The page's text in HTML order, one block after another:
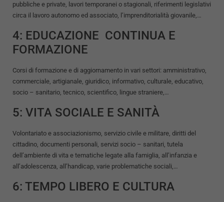
pubbliche e private, lavori temporanei o stagionali, riferimenti legislativi
circa il lavoro autonomo ed associato, l’imprenditorialità giovanile,…
4: EDUCAZIONE CONTINUA E
FORMAZIONE
Corsi di formazione e di aggiornamento in vari settori: amministrativo,
commerciale, artigianale, giuridico, informativo, culturale, educativo,
socio – sanitario, tecnico, scientifico, lingue straniere,…
5: VITA SOCIALE E SANITÀ
Volontariato e associazionismo, servizio civile e militare, diritti del
cittadino, documenti personali, servizi socio – sanitari, tutela
dell’ambiente di vita e tematiche legate alla famiglia, all’infanzia e
all’adolescenza, all’handicap, varie problematiche sociali,…
6: TEMPO LIBERO E CULTURA